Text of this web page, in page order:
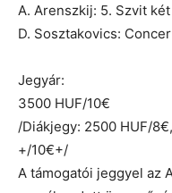
A. Arenszkij: 5. Szvit
D. Sosztakovics:
Jegyár:
3500 HUF/10€
/Diákjegy: 2500 HUF/
+/10€+/
A támogatói jeggyel az